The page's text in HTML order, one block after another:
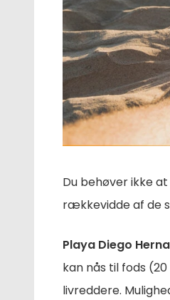
Du behøver ikke
rækkevidde af de
Playa Diego
kan nås til fods
livreddere.